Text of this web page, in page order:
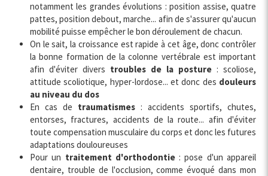
notamment les grandes évolutions : position assise, quatre
pattes, position debout, marche... afin de s'assurer qu'aucun
mobilité puisse empêcher le bon déroulement de chacun.
On le sait, la croissance est rapide à cet âge, donc contrôler
la bonne formation de la colonne vertébrale est important
afin d'éviter divers troubles de la posture : scoliose,
attitude scoliotique, hyper-lordose... et donc des douleurs
au niveau du dos
En cas de traumatismes : accidents sportifs, chutes,
entorses, fractures, accidents de la route... afin d'éviter
toute compensation musculaire du corps et donc les futures
adaptations douloureuses
Pour un traitement d'orthodontie: pose d'un appareil
dentaire, trouble de l'occlusion, comme évoqué dans mon